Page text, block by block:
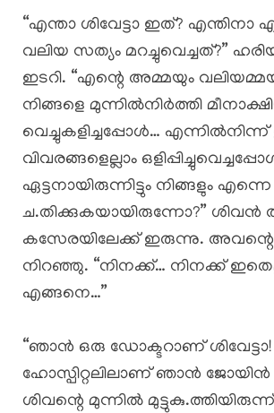
“എന്താ ശിവേട്ടാ ഇത്?
വലിയ സത്യം മറച്ചുവെച്ചത്?”
ഇടറി. “എന്റെ അമ്മയും
നിങ്ങളെ മുന്നിൽനിർത്തി
വെച്ചുകളിച്ചപ്പോൾ…
വിവരങ്ങളെല്ലാം
ഏട്ടനായിരുന്നിട്ടും നിങ്ങളും എന്നെ
ച.തിക്കുകയായിരുന്നോ?” ശിവൻ
കസേരയിലേക്ക് ഇരുന്നു.
നിറഞ്ഞു. “നിനക്ക്… നിനക്ക്
എങ്ങനെ…”
“ഞാൻ ഒരു ഡോക്ടറാണ്
ഹോസ്പിറ്റലിലാണ് ഞാൻ ജോയിൻ
ശിവന്റെ മുന്നിൽ